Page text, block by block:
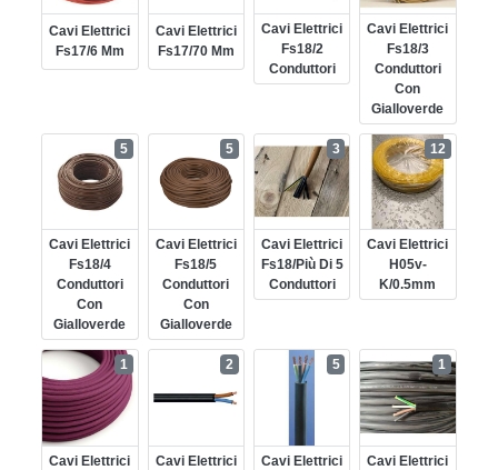
Cavi Elettrici
Fs17/6 Mm
Cavi Elettrici
Fs17/70 Mm
Cavi Elettrici
Fs18/2
Conduttori
Cavi Elettrici
Fs18/3
Conduttori
Con
Gialloverde
Cavi Elettrici
Fs18/4
Conduttori
Con
Gialloverde
5
Cavi Elettrici
Fs18/5
Conduttori
Con
Gialloverde
5
Cavi Elettrici
Fs18/più Di 5
Conduttori
3
Cavi Elettrici
H05v-
K/0.5mm
12
Cavi Elettrici
1
Cavi Elettrici
2
Cavi Elettrici
5
Cavi Elettrici
1